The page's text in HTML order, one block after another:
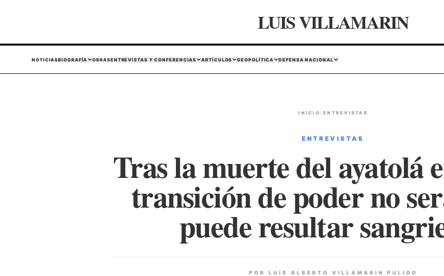
LUIS VILLAMARIN
NOTICIASBIOGRAFÍA OBRASENTREVISTAS Y CONFERENCIAS ARTÍCULOS GEOPOLÍTICA DEFENSA NACIONAL
INICIO / ENTREVISTAS
ENTREVISTAS
Tras la muerte del ayatolá
transición de poder no
puede resultar
POR LUIS ALBERTO VILLAMARIN PULIDO